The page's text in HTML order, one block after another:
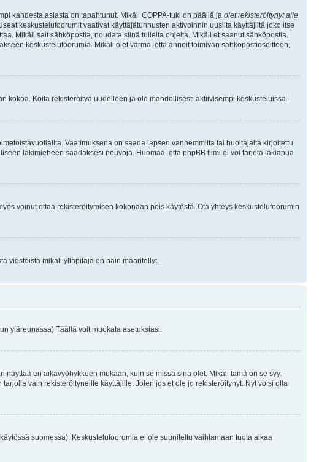
kahdesta asiasta on tapahtunut. Mikäli COPPA-tuki on päällä ja olet rekisteröitynyt alle
keskustelufoorumit vaativat käyttäjätunnusten aktivoinnin uusilta käyttäjiltä joko itse
Mikäli sait sähköpostia, noudata siinä tulleita ohjeita. Mikäli et saanut sähköpostia.
keskustelufoorumia. Mikäli olet varma, että annoit toimivan sähköpostiosoitteen,
kokoa. Koita rekisteröityä uudelleen ja ole mahdollisesti aktiivisempi keskusteluissa.
Vaatimuksena on saada lapsen vanhemmilta tai huoltajalta kirjoitettu
lakimieheen saadaksesi neuvoja. Huomaa, että phpBB tiimi ei voi tarjota lakiapua
voinut ottaa rekisteröitymisen kokonaan pois käytöstä. Ota yhteys keskustelufoorumin
viesteistä mikäli ylläpitäjä on näin määritellyt.
yläreunassa) Täällä voit muokata asetuksiasi.
eri aikavyöhykkeen mukaan, kuin se missä sinä olet. Mikäli tämä on se syy.
vain rekisteröityneille käyttäjille. Joten jos et ole jo rekisteröitynyt. Nyt voisi olla
suomessa). Keskustelufoorumia ei ole suuniteltu vaihtamaan tuota aikaa